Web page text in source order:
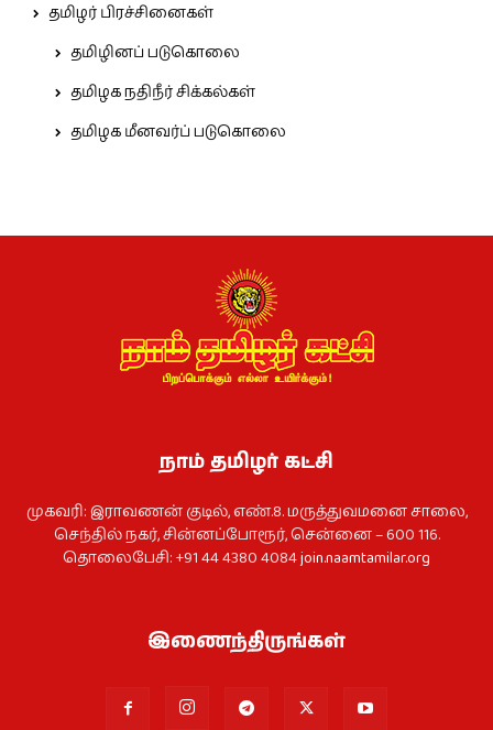
தமிழர் பிரச்சினைகள்
தமிழினப் படுகொலை
தமிழக நதிநீர் சிக்கல்கள்
தமிழக மீனவர்ப் படுகொலை
நாம் தமிழர் கட்சி
முகவரி: இராவணன் குடில், எண்.8. மருத்துவமனை சாலை,
செந்தில் நகர், சின்னப்போரூர், சென்னை – 600 116.
தொலைபேசி: +91 44 4380 4084join.naamtamilar.org
இணைந்திருங்கள்